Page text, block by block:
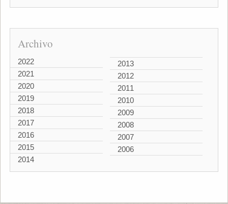
Archivo
2022
2021
2020
2019
2018
2017
2016
2015
2014
2013
2012
2011
2010
2009
2008
2007
2006